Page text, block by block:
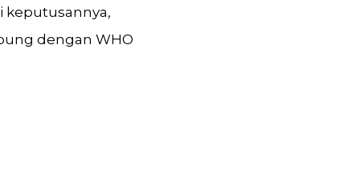
keputusannya,
dengan WHO